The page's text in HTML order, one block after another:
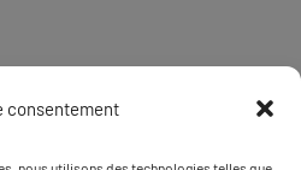
consentement
Thanatopraxie